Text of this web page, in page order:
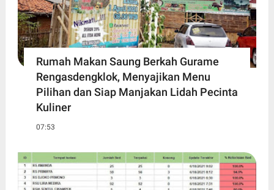
Rumah Makan Saung Berkah Gurame
Rengasdengklok, Menyajikan Menu
Pilihan dan Siap Manjakan Lidah Pecinta
Kuliner
07:53